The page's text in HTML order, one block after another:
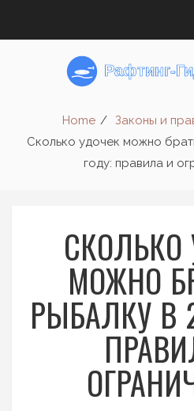
Home
Законы и
Сколько удочек можно
году: правила и
СКОЛЬКО
МОЖНО
РЫБАЛКУ В